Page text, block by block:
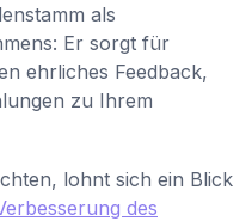
als
Er sorgt für
ehrliches Feedback,
zu Ihrem
lohnt sich ein Blick
des